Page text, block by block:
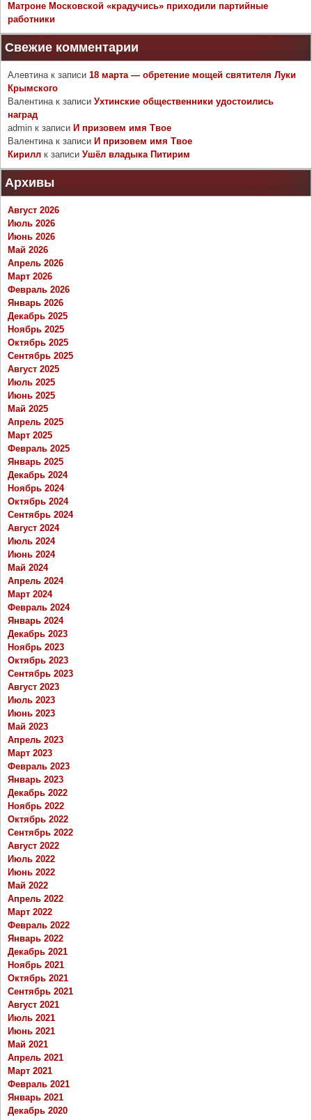
Матроне Московской «крадучись» приходили партийные
работники
Свежие комментарии
Алевтинак записи 18 марта — обретение мощей святителя Луки
Крымского
Валентинак записи Ухтинские общественники удостоились
наград
admin к записи И призовем имя Твое
Валентинак записи И призовем имя Твое
Кирилл к записи Ушёл владыка Питирим
Архивы
Август 2026
Июль 2026
Июнь 2026
Май 2026
Апрель 2026
Март 2026
Февраль 2026
Январь 2026
Декабрь 2025
Ноябрь 2025
Октябрь 2025
Сентябрь 2025
Август 2025
Июль 2025
Июнь 2025
Май 2025
Апрель 2025
Март 2025
Февраль 2025
Январь 2025
Декабрь 2024
Ноябрь 2024
Октябрь 2024
Сентябрь 2024
Август 2024
Июль 2024
Июнь 2024
Май 2024
Апрель 2024
Март 2024
Февраль 2024
Январь 2024
Декабрь 2023
Ноябрь 2023
Октябрь 2023
Сентябрь 2023
Август 2023
Июль 2023
Июнь 2023
Май 2023
Апрель 2023
Март 2023
Февраль 2023
Январь 2023
Декабрь 2022
Ноябрь 2022
Октябрь 2022
Сентябрь 2022
Август 2022
Июль 2022
Июнь 2022
Май 2022
Апрель 2022
Март 2022
Февраль 2022
Январь 2022
Декабрь 2021
Ноябрь 2021
Октябрь 2021
Сентябрь 2021
Август 2021
Июль 2021
Июнь 2021
Май 2021
Апрель 2021
Март 2021
Февраль 2021
Январь 2021
Декабрь 2020